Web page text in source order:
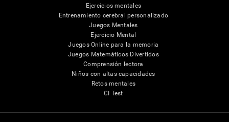
Ejercicios mentales
Entrenamiento cerebral personalizado
Juegos Mentales
Ejercicio Mental
Juegos Online para la memoria
Juegos Matemáticos Divertidos
Comprensión lectora
Niños con altas capacidades
Retos mentales
CI Test